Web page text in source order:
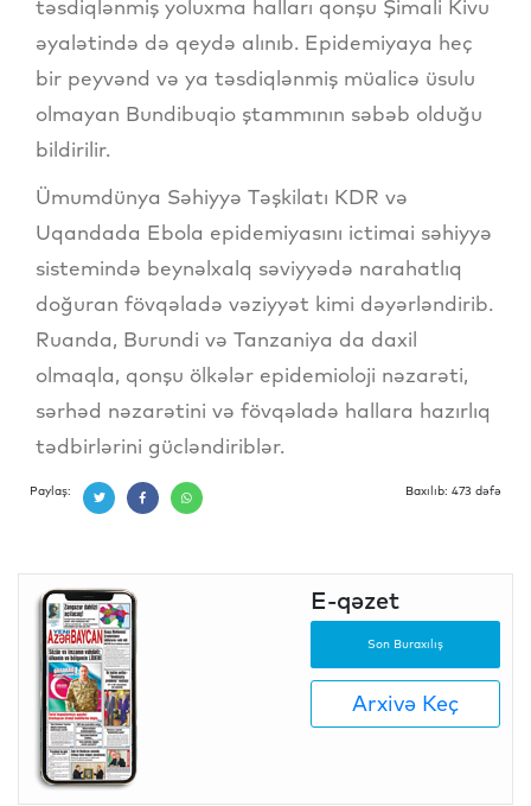
təsdiqlənmiş yoluxma halları qonşu Şimali Kivu
əyalətində də qeydə alınıb. Epidemiyaya heç
bir peyvənd və ya təsdiqlənmiş müalicə üsulu
olmayan Bundibuqio ştammının səbəb olduğu
bildirilir.
Ümumdünya Səhiyyə Təşkilatı KDR və
Uqandada Ebola epidemiyasını ictimai səhiyyə
sistemində beynəlxalq səviyyədə narahatlıq
doğuran fövqəladə vəziyyət kimi dəyərləndirib.
Ruanda, Burundi və Tanzaniya da daxil
olmaqla, qonşu ölkələr epidemioloji nəzarəti,
sərhəd nəzarətini və fövqəladə hallara hazırlıq
tədbirlərini gücləndiriblər.
Paylaş: Baxılıb: 473 dəfə
E-qəzet
Son Buraxılış
Arxivə Keç